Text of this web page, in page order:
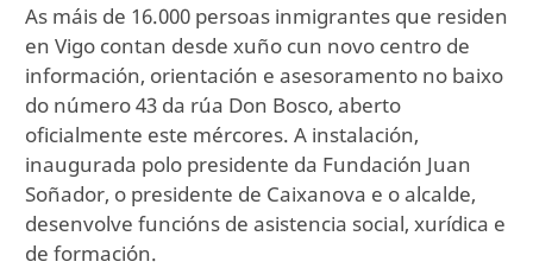
As máis de 16.000 persoas inmigrantes que residen
en Vigo contan desde xuño cun novo centro de
información, orientación e asesoramento no baixo
do número 43 da rúa Don Bosco, aberto
oficialmente este mércores. A instalación,
inaugurada polo presidente da Fundación Juan
Soñador, o presidente de Caixanova e o alcalde,
desenvolve funcións de asistencia social, xurídica e
de formación.